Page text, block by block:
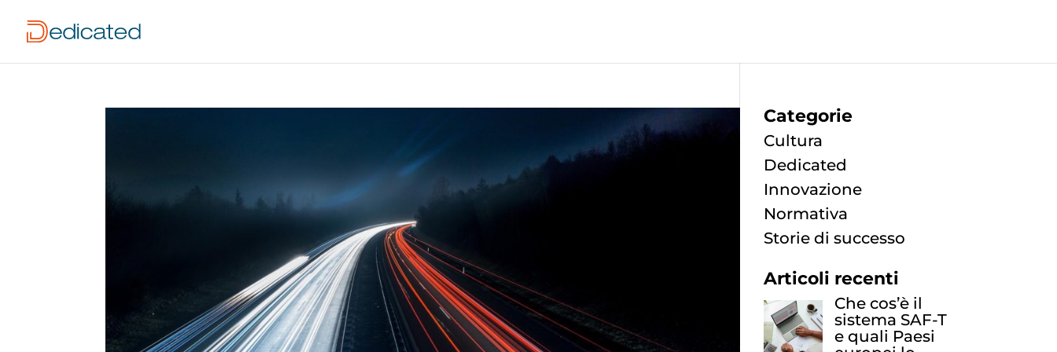
Categorie
Cultura
Dedicated
Innovazione
Normativa
Storie di successo
Articoli recenti
Che cos’è il
sistema SAF-T
e quali Paesi